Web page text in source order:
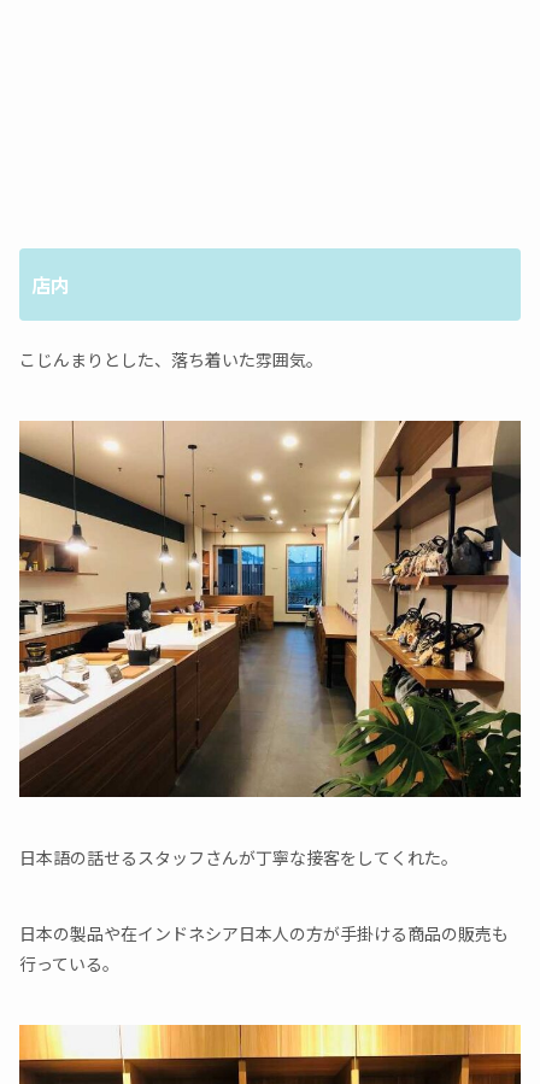
店内
こじんまりとした、落ち着いた雰囲気。
日本語の話せるスタッフさんが丁寧な接客をしてくれた。
日本の製品や在インドネシア日本人の方が手掛ける商品の販売も
行っている。